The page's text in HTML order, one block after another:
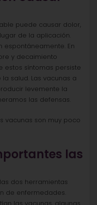
puede causar dolor,
de la aplicación.
espontáneamente. En
y decaimiento
estos síntomas persiste
salud. Las vacunas a
levemente la
las defensas.
vacunas son muy poco
las
dos herramientas
de enfermedades.